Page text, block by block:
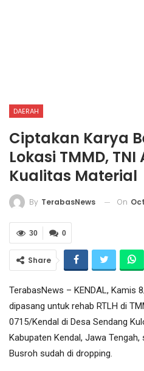
DAERAH
Ciptakan Karya
Lokasi TMMD,
Kualitas Material
By TerabasNews On
0
30
Share
TerabasNews – KENDAL, Kamis
dipasang untuk rehab RTLH di
0715/Kendal di Desa Sendang
Kabupaten Kendal, Jawa
Busroh sudah di dropping.